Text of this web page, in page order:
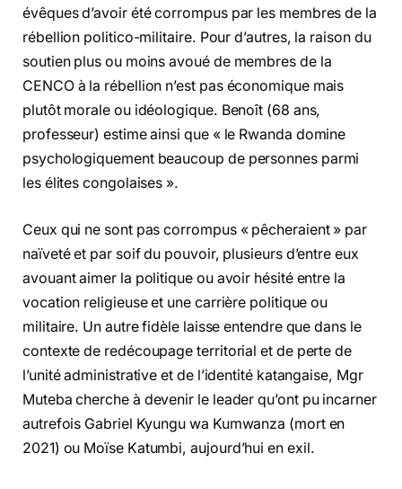
évêques d’avoir été corrompus par les membres de la
rébellion politico-militaire. Pour d’autres, la raison du
soutien plus ou moins avoué de membres de la
CENCO à la rébellion n’est pas économique mais
plutôt morale ou idéologique. Benoît (68 ans,
professeur) estime ainsi que « le Rwanda domine
psychologiquement beaucoup de personnes parmi
les élites congolaises ».
Ceux qui ne sont pas corrompus « pêcheraient » par
naïveté et par soif du pouvoir, plusieurs d’entre eux
avouant aimer la politique ou avoir hésité entre la
vocation religieuse et une carrière politique ou
militaire. Un autre fidèle laisse entendre que dans le
contexte de redécoupage territorial et de perte de
l’unité administrative et de l’identité katangaise, Mgr
Muteba cherche à devenir le leader qu’ont pu incarner
autrefois Gabriel Kyungu wa Kumwanza (mort en
2021) ou Moïse Katumbi, aujourd’hui en exil.